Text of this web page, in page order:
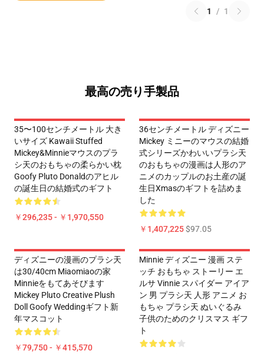
1 / 1
最高の売り手製品
35〜100センチメートル 大き
いサイズ Kawaii Stuffed
Mickey&Minnieマウスのプラ
シ天のおもちゃの柔らかい枕
Goofy Pluto Donaldのアヒル
の誕生日の結婚式のギフト
￥296,235 - ￥1,970,550
36センチメートル ディズニー
Mickey ミニーのマウスの結婚
式シリーズかわいいプラシ天
のおもちゃの漫画は人形のア
ニメのカップルのお土産の誕
生日Xmasのギフトを詰めま
した
￥1,407,225$97.05
ディズニーの漫画のプラシ天
は30/40cm Miaomiaoの家
Minnieをもてあそびます
Mickey Pluto Creative Plush
Doll Goofy Weddingギフト新
年マスコット
￥79,750 - ￥415,570
Minnie ディズニー 漫画 ステ
ッチ おもちゃ ストーリー エ
ルサ Vinnie スパイダー アイア
ン 男 プラシ天 人形 アニメ お
もちゃ プラシ天 ぬいぐるみ
子供のためのクリスマス ギフ
ト